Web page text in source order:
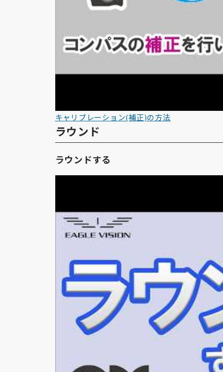
キャリブレーション(補正)の方法
ラウンド
ラウンドする